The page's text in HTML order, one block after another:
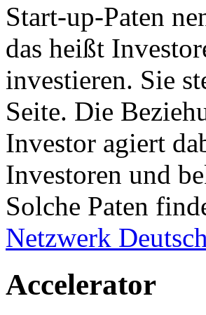
Start-up-Paten
das heißt
investieren. Sie
Seite. Die
Investor agiert
Investoren und
Solche Paten
Netzwerk
Accelerator